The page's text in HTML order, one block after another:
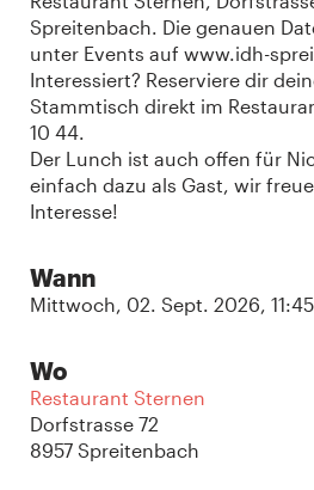
Spreitenbach. Die genauen
unter Events auf www.idh-
Interessiert? Reserviere dir
Stammtisch direkt im
10 44.
Der Lunch ist auch offen für
einfach dazu als Gast, wir
Interesse!
Wann
Mittwoch, 02. Sept. 2026,
Wo
Restaurant Sternen
Dorfstrasse 72
8957 Spreitenbach